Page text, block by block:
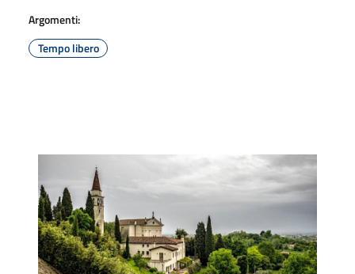
Argomenti:
Tempo libero